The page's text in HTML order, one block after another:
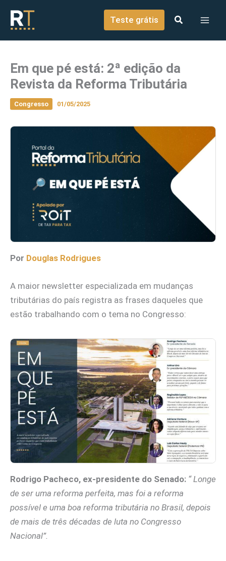
conteúdo
Teste grátis
Em que pé está: 2ª edição da
Revista da Reforma Tributária
Congresso 01/05/2025
Por Douglas Rodrigues
A maior newsletter especializada em mudanças
tributárias do país registra as frases daqueles que
estão trabalhando com o tema no Congresso:
Rodrigo Pacheco, ex-presidente do Senado: “ Longe
de ser uma reforma perfeita, mas foi a reforma
possível e uma boa reforma tributária no Brasil, depois
de mais de três décadas de luta no Congresso
Nacional”.